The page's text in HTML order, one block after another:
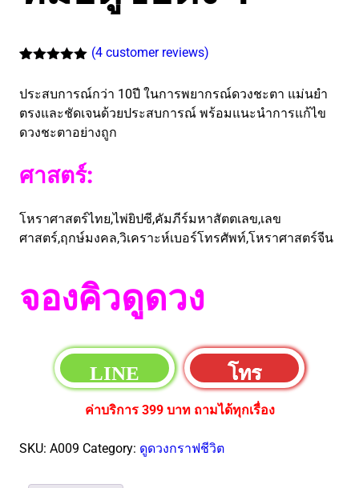
based on
customer
(4 customer reviews)
ประสบการณ์กว่า 10ปี ในการพยากรณ์ดวงชะตา ​แม่นยำ​
ตรง​และชัดเจน​ด้วย​ประสบการณ์​ พร้อมแนะนำ​การแก้ไข
ดวงชะตาอย่างถูก
ศาสตร์:
โหราศาสตร์ไทย,ไพ่ยิปซี,คัมภีร์มหาสัตตเลข,เลข
ศาสตร์,ฤกษ์มงคล,วิเคราะห์เบอร์โทรศัพท์,โหราศาสตร์จีน
จองคิวดูดวง
LINE โทร
ค่าบริการ 399 บาท ถามได้ทุกเรื่อง
SKU: A009 Category: ดูดวงกราฟชีวิต